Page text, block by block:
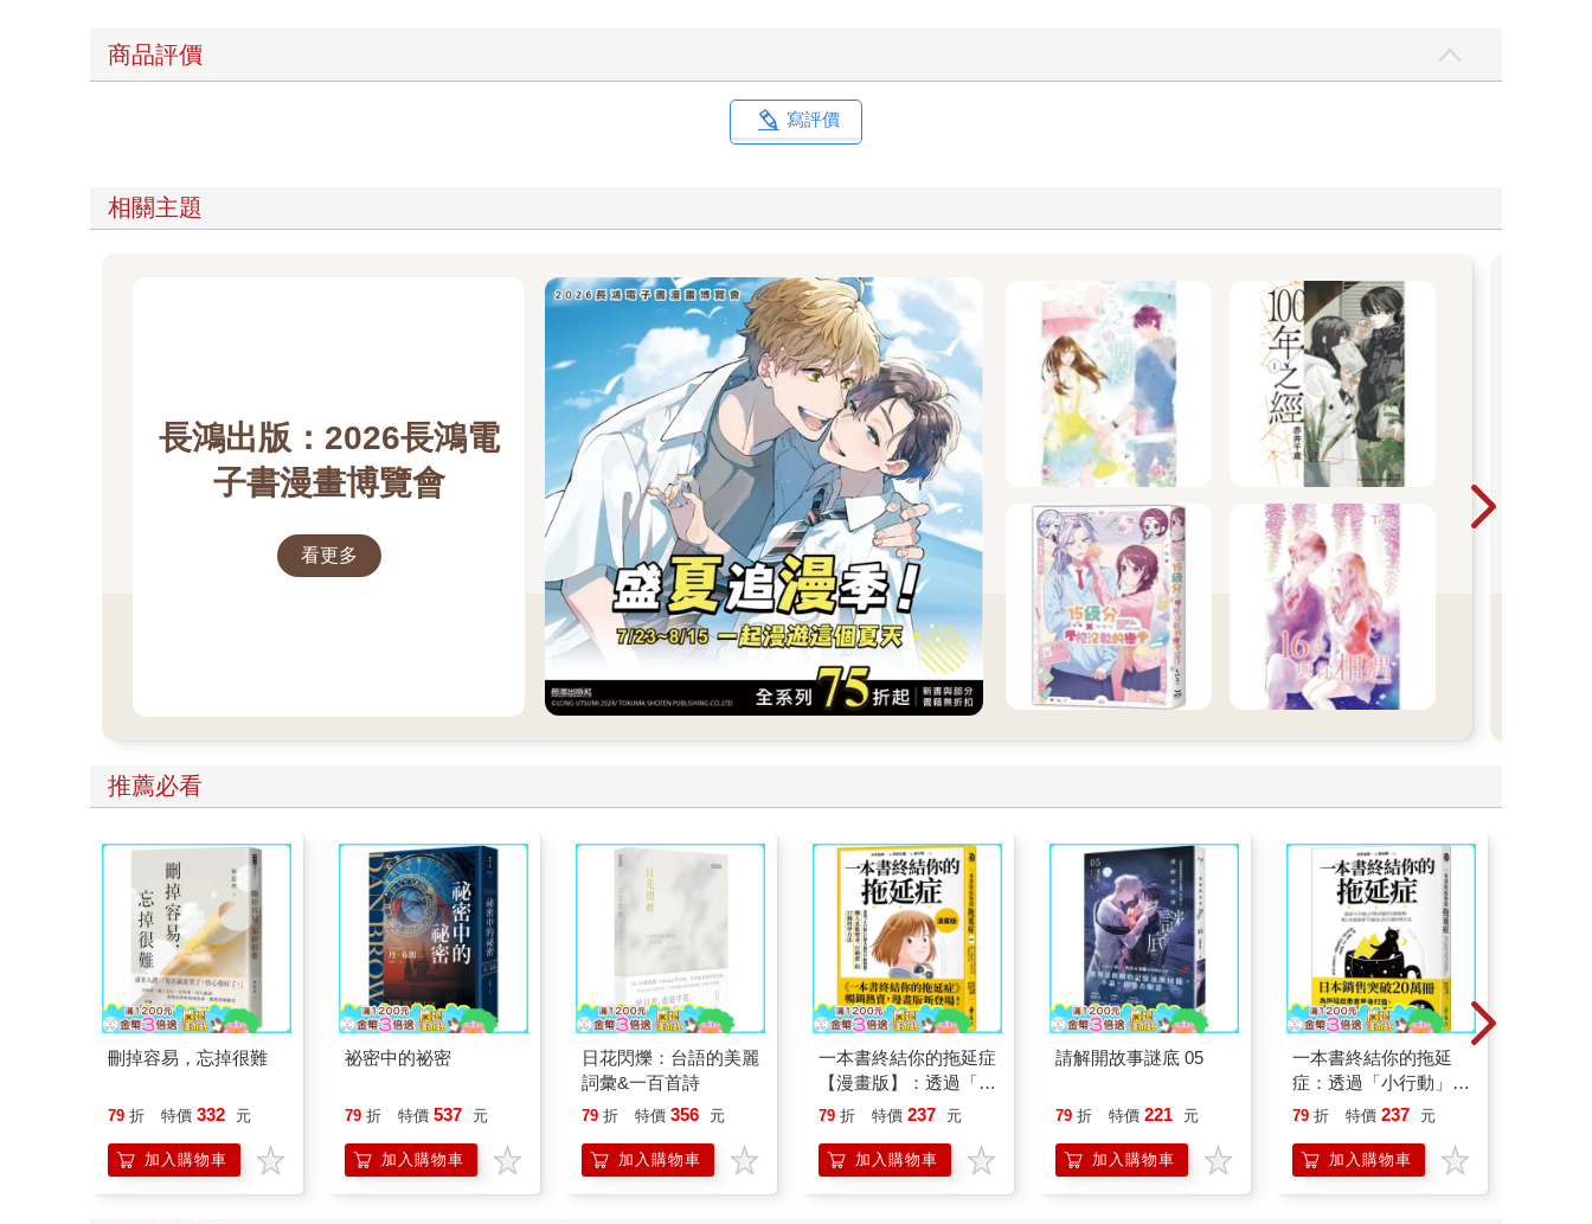
商品評價
寫評價
相關主題
長鴻出版：2026長鴻電
子書漫畫博覽會
看更多
推薦必看
刪掉容易，忘掉很難
79 折 特價 332 元
加入購物車
祕密中的祕密
79 折 特價 537 元
加入購物車
日花閃爍：台語的美麗
詞彙&一百首詩
79 折 特價 356 元
加入購物車
一本書終結你的拖延症
【漫畫版】：透過「小
行動」打開大腦的行動
「行動派」的37個科
學方法
79 折 特價 237 元
加入購物車
請解開故事謎底 05
79 折 特價 221 元
加入購物車
一本書終結你的拖延
症：透過「小行動」打
開大腦的行動開關，懶
的37個科學方法
79 折 特價 237 元
加入購物車